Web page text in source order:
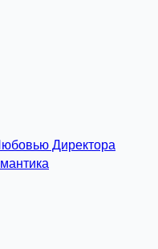
Директора